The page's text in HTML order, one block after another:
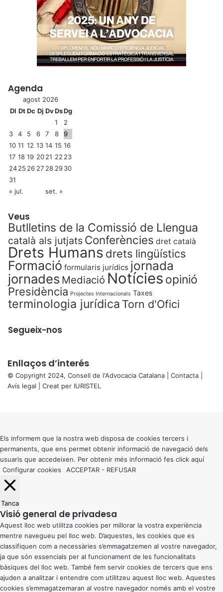
Agenda
agost 2026
Dl DtDc Dj DvDsDg
1
2
3
4 5 6 7 8
9
10 11 12 13 14 15 16
17 18 19 2021 22 23
2425 26 27 28 2930
31
« jul.
set. »
Veus
Butlletins de la Comissió de Llengua
català als jutjats Conferències dret català
Drets Humans drets lingüístics
Formació formularis jurídics jornada
jornades Mediació Notícies opinió
Presidència Projectes Internacionals Taxes
terminologia jurídica Torn d'Ofici
Segueix-nos
Enllaços d’interés
© Copyright 2024, Consell de l'Advocacia Catalana | Contacta
Avís legal | Creat per IURISTEL
button
Els informem que la nostra web disposa de cookies tercers i
permanents, que ens permet obtenir informació de navegació dels
usuaris que accedeixen. Per obtenir més informació fes click aquí
Configurar cookies
ACCEPTAR - REFUSAR
Tanca
Visió general de privadesa
Aquest lloc web utilitza cookies per millorar la vostra experiència
mentre navegueu pel lloc web. D’aquestes, les cookies que es
classifiquen com a necessàries s’emmagatzemen al vostre navegador,
ja que són essencials per al funcionament de les funcionalitats
bàsiques del lloc web. També fem servir cookies de tercers que ens
ajuden a analitzar i entendre com utilitzeu aquest lloc web. Aquestes
cookies s’emmagatzemaran al vostre navegador només amb el vostre